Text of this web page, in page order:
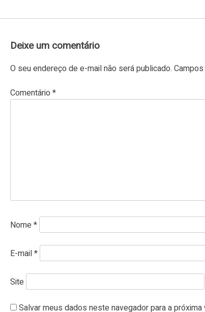
Deixe um comentário
O seu endereço de e-mail não será publicado.
Comentário *
Nome*
E-mail*
Site
Salvar meus dados neste navegador para a próxima